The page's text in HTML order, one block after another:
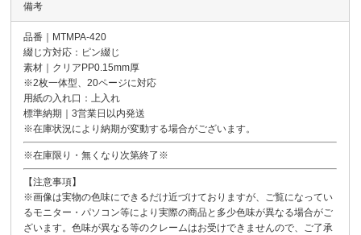
備考
品番｜MTMPA-420
綴じ方対応：ピン綴じ
素材｜クリアPP0.15mm厚
※2枚一体型、20ページに対応
用紙の入れ口：上入れ
標準納期｜3営業日以内発送
※在庫状況により納期が変動する場合がございます。
※在庫限り・無くなり次第終了※
【注意事項】
※画像は実物の色味にできるだけ近づけておりますが、ご覧になってい
るモニター・パソコン等により実際の商品と多少色味が異なる場合がご
ざいます。色味が異なる等のクレームはお受けできませんので、ご了承